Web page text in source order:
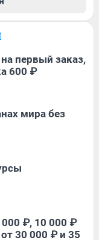
первый заказ,
600 ₽
мира без
₽, 10 000 ₽
30 000 ₽ и 35